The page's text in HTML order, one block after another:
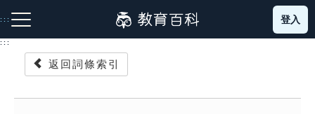
到
主
::: 登入
:::
返回詞條索引